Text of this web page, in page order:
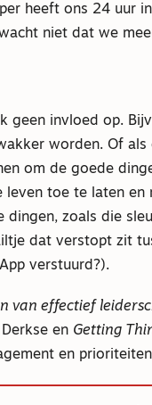
heeft ons 24 uur
niet dat we
geen invloed op.
worden. Of
om de goede
leven toe te laten
dingen, zoals die
dat verstopt zit
verstuurd?).
van effectief
en Getting
en